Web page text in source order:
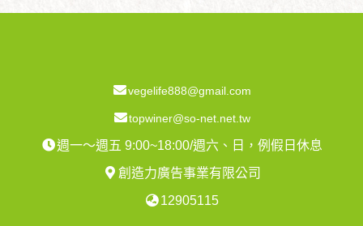
vegelife888@gmail.com
topwiner@so-net.net.tw
週一～週五 9:00~18:00/週六、日，例假日休息
創造力廣告事業有限公司
12905115